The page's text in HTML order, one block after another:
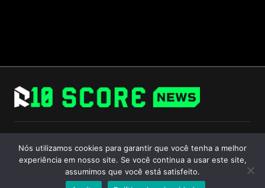
Follow Us
Nós utilizamos cookies para garantir que você tenha a melhor
experiência em nosso site. Se você continua a usar este site,
assumimos que você está satisfeito.